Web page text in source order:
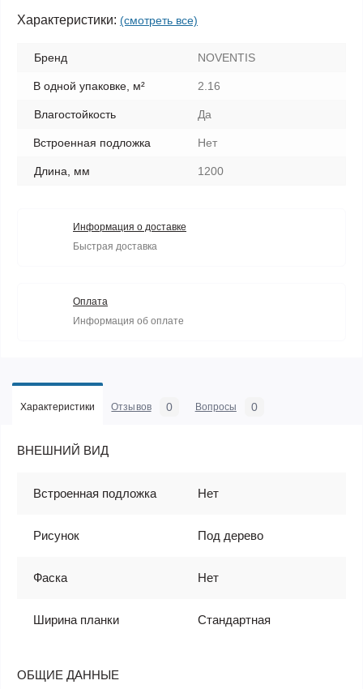
Характеристики: (смотреть все)
Бренд NOVENTIS
В одной упаковке, м² 2.16
Влагостойкость Да
Встроенная подложка Нет
Длина, мм 1200
Информация о доставке
Быстрая доставка
Оплата
Информация об оплате
Характеристики Отзывов 0 Вопросы 0
ВНЕШНИЙ ВИД
Встроенная подложка Нет
Рисунок Под дерево
Фаска Нет
Ширина планки Стандартная
ОБЩИЕ ДАННЫЕ